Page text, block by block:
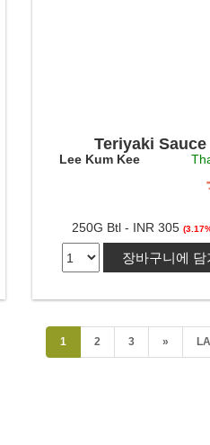
Teriyaki Sauce
Lee Kum Kee
250G Btl - INR 305
장바구니에 담
1 2 3 »